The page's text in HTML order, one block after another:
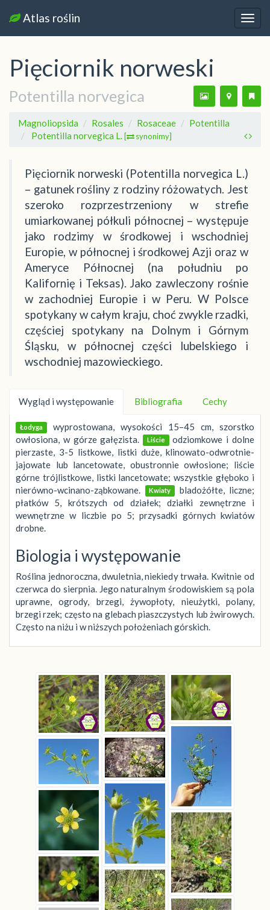
Atlas roślin
Pięciornik norweski
Potentilla norvegica
Magnoliopsida Rosales Rosaceae
Potentilla
Potentilla norvegica L. [ synonimy]
Pięciornik norweski (Potentilla norvegica L.)
– gatunek rośliny z rodziny różowatych. Jest
szeroko rozprzestrzeniony w strefie
umiarkowanej półkuli północnej – występuje
jako rodzimy w środkowej i wschodniej
Europie, w północnej i środkowej Azji oraz w
Ameryce Północnej (na południu po
Kalifornię i Teksas). Jako zawleczony rośnie
w zachodniej Europie i w Peru. W Polsce
spotykany w całym kraju, choć zwykle rzadki,
częściej spotykany na Dolnym i Górnym
Śląsku, w północnej części lubelskiego i
wschodniej mazowieckiego.
Wygląd i występowanie Bibliografia Cechy
Łodyga wyprostowana, wysokości 15–45 cm, szorstko
owłosiona, w górze gałęzista.
Liście odziomkowe i dolne
pierzaste, 3-5 listkowe, listki duże, klinowato-odwrotnie-
jajowate lub lancetowate, obustronnie owłosione; liście
górne trójlistkowe, listki lancetowate; wszystkie głęboko i
nierówno-wcinano-ząbkowane.
Kwiaty
bladożółte, liczne;
płatków 5, krótszych od działek; działki zewnętrzne i
wewnętrzne w liczbie po 5; przysadki górnych kwiatów
drobne.
Biologia i występowanie
Roślina jednoroczna, dwuletnia, niekiedy trwała. Kwitnie od
czerwca do sierpnia. Jego naturalnym środowiskiem są pola
uprawne, ogrody, brzegi, żywopłoty, nieużytki, polany,
brzegi rzek; często na glebach piaszczystych lub żwirowych.
Często na niżu i w niższych położeniach górskich.